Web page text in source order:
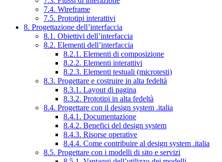
7.4. Wireframe
7.5. Prototipi interattivi
8. Progettazione dell’interfaccia
8.1. Obiettivi dell’interfaccia
8.2. Elementi dell’interfaccia
8.2.1. Elementi di composizione
8.2.2. Elementi interattivi
8.2.3. Elementi testuali (microtesti)
8.3. Progettare e costruire in alta fedeltà
8.3.1. Layout di pagina
8.3.2. Prototipi in alta fedeltà
8.4. Progettare con il design system .italia
8.4.1. Documentazione
8.4.2. Benefici del design system
8.4.3. Risorse operative
8.4.4. Come contribuire al design system .italia
8.5. Progettare con i modelli di sito e servizi